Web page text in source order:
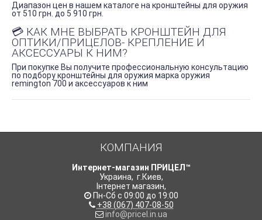
Диапазон цен в нашем каталоге на кронштейны для оружия
от 510 грн. до 5 910 грн.
💳 КАК МНЕ ВЫБРАТЬ КРОНШТЕЙН ДЛЯ
ОПТИКИ/ПРИЦЕЛОВ- КРЕПЛЕНИЕ И
АКСЕССУАРЫ К НИМ?
При покупке Вы получите профессиональную консультацию
по подбору кронштейны для оружия марка оружия
remington 700 и аксессуаров к ним
КОМПАНИЯ
Интернет-магазин ПРИЦЕЛ™
Украина, г.Киев,
Інтернет магазин,
Пн-Сб с 09:00 до 19:00
+38 (067) 407-08-50
info@pricel.in.ua